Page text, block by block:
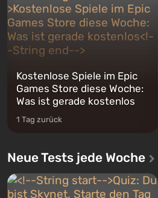
Franklin, zwischen denen Sie
jederzeit...
Kostenlose Spiele im Epic
Games Store diese Woche:
Was ist gerade kostenlos
1 Tag zurück
Neue Tests jede Woche